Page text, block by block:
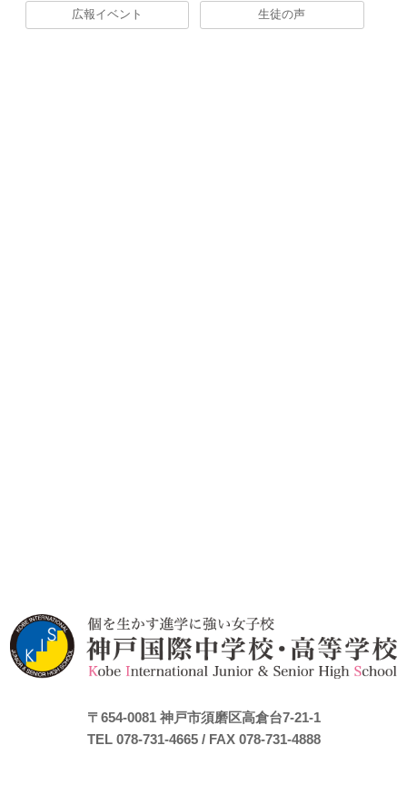
広報イベント 生徒の声
〒654-0081 神戸市須磨区高倉台7-21-1
TEL 078-731-4665/ FAX 078-731-4888